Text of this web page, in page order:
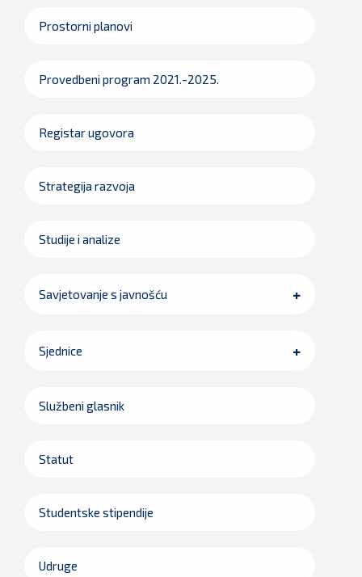
Prostorni planovi
Provedbeni program 2021.-2025.
Registar ugovora
Strategija razvoja
Studije i analize
Savjetovanje s javnošću
Sjednice
Službeni glasnik
Statut
Studentske stipendije
Udruge